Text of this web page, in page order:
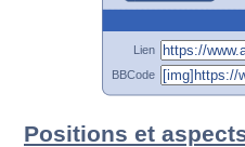
Lien
BBCode
Positions et